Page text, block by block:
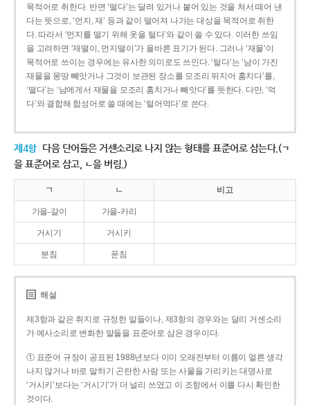
목적어로 취한다. 반면 ‘떨다’는 달려 있거나 붙어 있는 것을 쳐서 떼어 낸
다는 뜻으로, ‘먼지, 재’ 등과 같이 떨어져 나가는 대상을 목적어로 취한
다. 따라서 ‘먼지를 떨기 위해 옷을 털다’와 같이 쓸 수 있다. 이러한 쓰임
을 고려하면 ‘재떨이, 먼지떨이’가 올바른 표기가 된다. 그러나 ‘재물’이
목적어로 쓰이는 경우에는 유사한 의미로도 쓰인다. ‘털다’는 ‘남이 가진
재물을 몽땅 빼앗거나 그것이 보관된 장소를 모조리 뒤지어 훔치다’를,
‘떨다’는 ‘남에게서 재물을 모조리 훔치거나 빼앗다’를 뜻한다. 다만, ‘먹
다’와 결합해 합성어로 쓸 때에는 ‘털어먹다’로 쓴다.
제4항 다음 단어들은 거센소리로 나지 않는 형태를 표준어로 삼는다.(ㄱ
을 표준어로 삼고, ㄴ을 버림.)
ㄱ ㄴ 비고
가을-갈이 가을-카리
거시기 거시키
분침 푼침
해설
제3항과 같은 취지로 규정한 말들이나, 제3항의 경우와는 달리 거센소리
가 예사소리로 변화한 말들을 표준어로 삼은 경우이다.
① 표준어 규정이 공표된 1988년보다 이미 오래전부터 이름이 얼른 생각
나지 않거나 바로 말하기 곤란한 사람 또는 사물을 가리키는 대명사로
‘거시키’보다는 ‘거시기’가 더 널리 쓰였고 이 조항에서 이를 다시 확인한
것이다.